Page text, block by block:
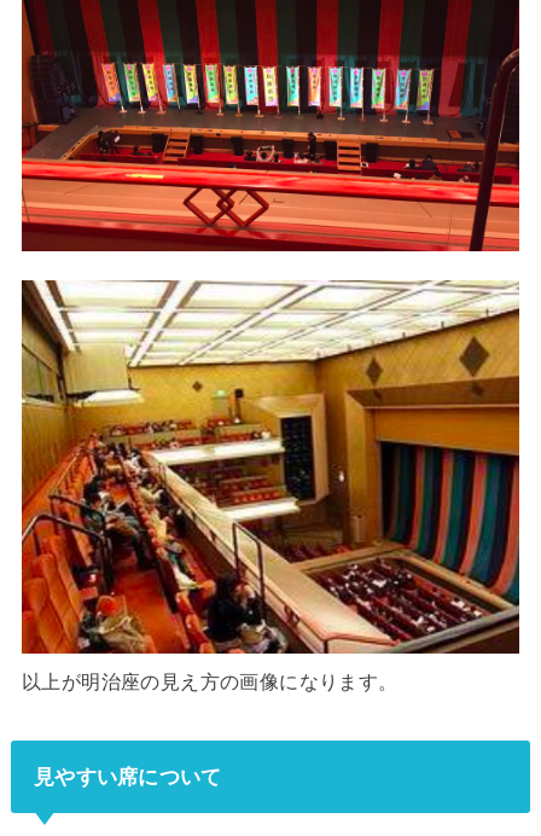
以上が明治座の見え方の画像になります。
見やすい席について